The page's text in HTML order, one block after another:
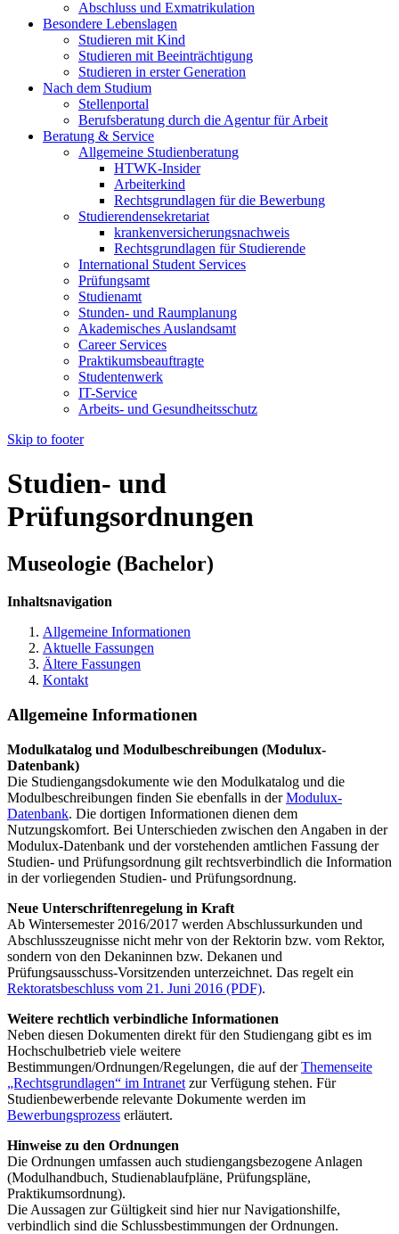
Abschluss und Exmatrikulation
Besondere Lebenslagen
Studieren mit Kind
Studieren mit Beeinträchtigung
Studieren in erster Generation
Nach dem Studium
Stellenportal
Berufsberatung durch die Agentur für Arbeit
Beratung & Service
Allgemeine Studienberatung
HTWK-Insider
Arbeiterkind
Rechtsgrundlagen für die Bewerbung
Studierendensekretariat
krankenversicherungsnachweis
Rechtsgrundlagen für Studierende
International Student Services
Prüfungsamt
Studienamt
Stunden- und Raumplanung
Akademisches Auslandsamt
Career Services
Praktikumsbeauftragte
Studentenwerk
IT-Service
Arbeits- und Gesundheitsschutz
Skip to footer
Studien- und
Prüfungsordnungen
Museologie (Bachelor)
Inhaltsnavigation
Allgemeine Informationen
Aktuelle Fassungen
Ältere Fassungen
Kontakt
Allgemeine Informationen
Modulkatalog und Modulbeschreibungen (Modulux-
Datenbank)
Die Studiengangsdokumente wie den Modulkatalog und die
Modulbeschreibungen finden Sie ebenfalls in derModulux-
Datenbank. Die dortigen Informationen dienen dem
Nutzungskomfort. Bei Unterschieden zwischen den Angaben in der
Modulux-Datenbank und der vorstehenden amtlichen Fassung der
Studien- und Prüfungsordnung gilt rechtsverbindlich die Information
in der vorliegenden Studien- und Prüfungsordnung.
Neue Unterschriftenregelung in Kraft
Ab Wintersemester 2016/2017 werden Abschlussurkunden und
Abschlusszeugnisse nicht mehr von der Rektorin bzw. vom Rektor,
sondern von den Dekaninnen bzw. Dekanen und
Prüfungsausschuss-Vorsitzenden unterzeichnet. Das regelt ein
Rektoratsbeschluss vom 21. Juni 2016 (PDF).
Weitere rechtlich verbindliche Informationen
Neben diesen Dokumenten direkt für den Studiengang gibt es im
Hochschulbetrieb viele weitere
Bestimmungen/Ordnungen/Regelungen, die auf derThemenseite
„Rechtsgrundlagen“ im Intranet zur Verfügung stehen. Für
Studienbewerbende relevante Dokumente werden im
Bewerbungsprozess erläutert.
Hinweise zu den Ordnungen
Die Ordnungen umfassen auch studiengangsbezogene Anlagen
(Modulhandbuch, Studienablaufpläne, Prüfungspläne,
Praktikumsordnung).
Die Aussagen zur Gültigkeit sind hier nur Navigationshilfe,
verbindlich sind die Schlussbestimmungen der Ordnungen.